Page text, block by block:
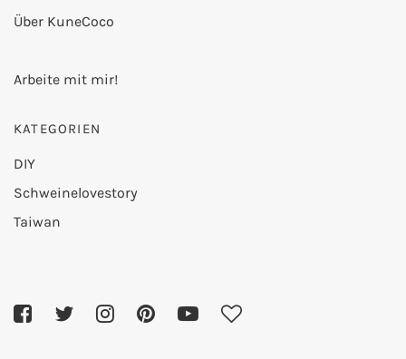
Video
Über KuneCoco
Arbeite mit mir!
KATEGORIEN
DIY
Schweinelovestory
Taiwan